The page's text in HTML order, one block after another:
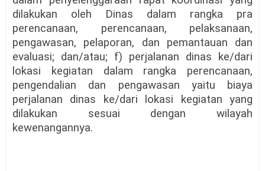
dilakukan oleh Dinas dalam rangka pra
perencanaan, perencanaan, pelaksanaan,
pengawasan, pelaporan, dan pemantauan dan
evaluasi; dan/atau; f) perjalanan dinas ke/dari
lokasi kegiatan dalam rangka perencanaan,
pengendalian dan pengawasan yaitu biaya
perjalanan dinas ke/dari lokasi kegiatan yang
dilakukan sesuai dengan wilayah
kewenangannya.